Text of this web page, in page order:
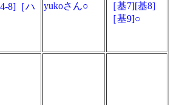
8]［ハ
yukoさん○
［基7][基8]
［基9]○